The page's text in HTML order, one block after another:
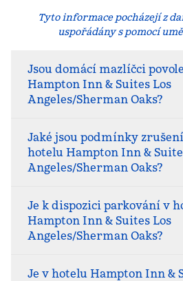
Tyto informace pocházejí z
uspořádány s pomocí
Jsou domácí mazlíčci
Hampton Inn & Suites Los
Angeles/Sherman Oaks?
Jaké jsou podmínky
hotelu Hampton Inn &
Angeles/Sherman Oaks?
Je k dispozici parkování v
Hampton Inn & Suites Los
Angeles/Sherman Oaks?
Je v hotelu Hampton Inn &